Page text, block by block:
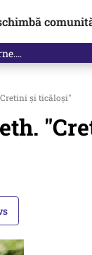
și ticăloși"